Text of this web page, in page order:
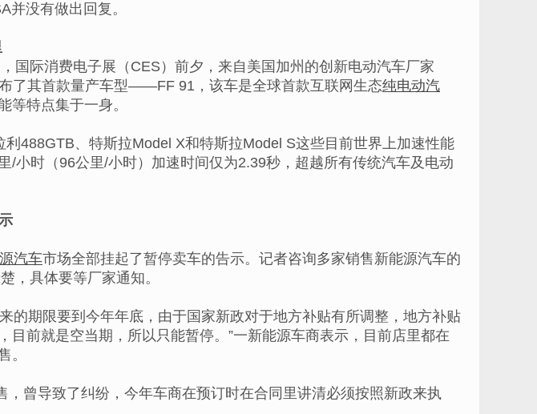
并没有做出回复。
国际消费电子展（CES）前夕，来自美国加州的创新电动汽车厂家
了其首款量产车型——FF 91，该车是全球首款互联网生态纯电动汽
等特点集于一身。
488GTB、特斯拉Model X和特斯拉Model S这些目前世界上加速性能
/小时（96公里/小时）加速时间仅为2.39秒，超越所有传统汽车及电动
汽车市场全部挂起了暂停卖车的告示。记者咨询多家销售新能源汽车的
，具体要等厂家通知。
的期限要到今年年底，由于国家新政对于地方补贴有所调整，地方补贴
目前就是空当期，所以只能暂停。”一新能源车商表示，目前店里都在
。
曾导致了纠纷，今年车商在预订时在合同里讲清必须按照新政来执